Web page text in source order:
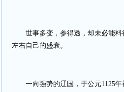
世事多变，参得透，却未必能
左右自己的盛衰。
一向强势的辽国，于公元1125年